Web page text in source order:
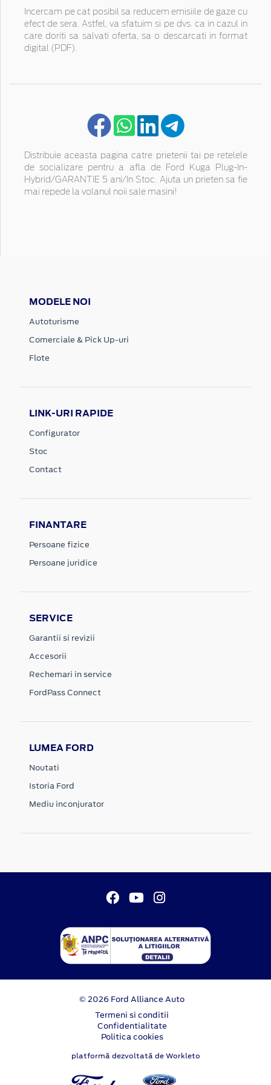
Incercam pe cat posibil sa reducem emisiile de gaze cu
efect de sera. Astfel, va sfatuim si pe dvs. ca in cazul in
care doriti sa salvati oferta, sa o descarcati in format
digital (PDF).
Distribuie aceasta pagina catre prietenii tai pe retelele
de socializare pentru a afla de Ford Kuga Plug-In-
Hybrid/GARANTIE 5 ani/In Stoc. Ajuta un prieten sa fie
mai repede la volanul noii sale masini!
MODELE NOI
Autoturisme
Comerciale & Pick Up-uri
Flote
LINK-URI RAPIDE
Configurator
Stoc
Contact
FINANTARE
Persoane fizice
Persoane juridice
SERVICE
Garantii si revizii
Accesorii
Rechemari in service
FordPass Connect
LUMEA FORD
Noutati
Istoria Ford
Mediu inconjurator
© 2026 Ford Alliance Auto
Termeni si conditii
Confidentialitate
Politica cookies
platformă dezvoltată de Workleto